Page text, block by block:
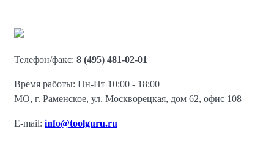
Телефон/факс: 8 (495) 481-02-01
Время работы: Пн-Пт 10:00 - 18:00
МО, г. Раменское, ул. Москворецкая, дом 62, офис 108
E-mail: info@toolguru.ru